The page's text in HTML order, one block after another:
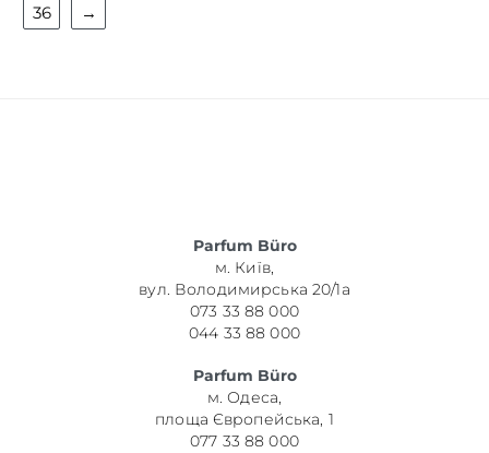
36 →
Parfum Büro
м. Київ,
вул. Володимирська 20/1а
073 33 88 000
044 33 88 000
Parfum Büro
м. Одеса,
площа Європейська, 1
077 33 88 000